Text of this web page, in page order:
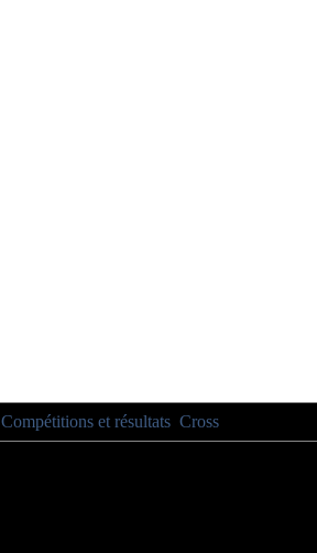
Compétitions et résultats Cross